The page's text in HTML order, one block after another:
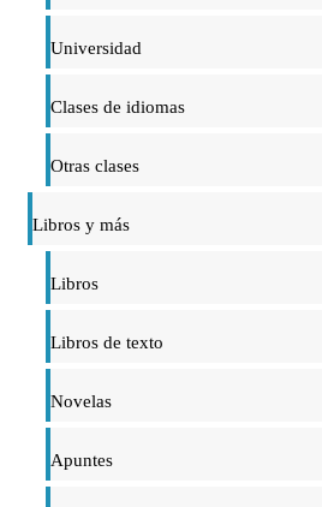
Universidad
Clases de idiomas
Otras clases
Libros y más
Libros
Libros de texto
Novelas
Apuntes